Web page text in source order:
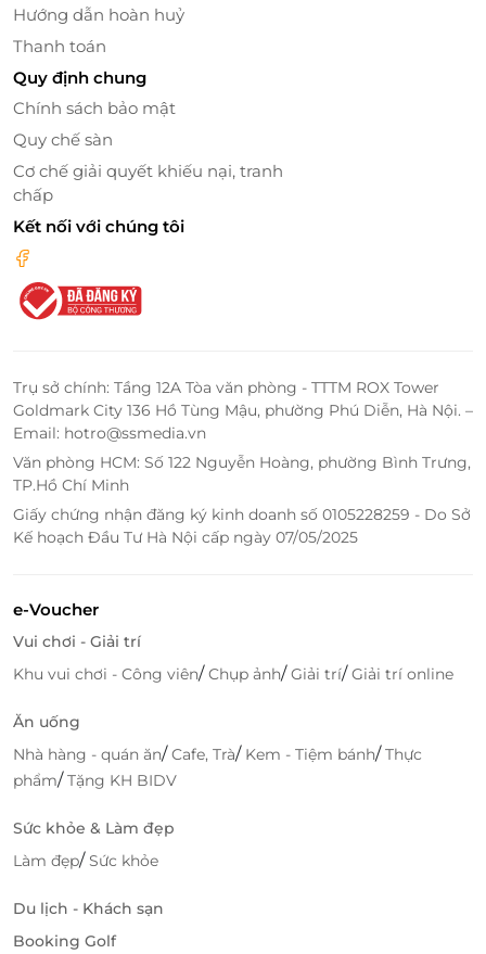
Chill-bar thư thái khi đêm về.
khó quên cho mỗi du khách
Bên cạnh đó, SOJO mang tới những món quà địa
phương thú vị trong hương vị ẩm thực hay những
chu đáo chuẩn bị tới mỗi du khách.
Hướng dẫn hoàn huỷ
Thanh toán
Quy định chung
Chính sách bảo mật
Quy chế sàn
Cơ chế giải quyết khiếu nại, tranh
chấp
Kết nối với chúng tôi
Trụ sở chính: Tầng 12A Tòa văn phòng - TTTM ROX Tower
Goldmark City 136 Hồ Tùng Mậu, phường Phú Diễn, Hà Nội. –
Email: hotro@ssmedia.vn
Văn phòng HCM: Số 122 Nguyễn Hoàng, phường Bình Trưng,
TP.Hồ Chí Minh
Giấy chứng nhận đăng ký kinh doanh số 0105228259 - Do Sở
Kế hoạch Đầu Tư Hà Nội cấp ngày 07/05/2025
e-Voucher
Vui chơi - Giải trí
Khu vui chơi - Công viên/Chụp ảnh/Giải trí/Giải trí online
Ăn uống
Nhà hàng - quán ăn/Cafe, Trà/ Kem - Tiệm bánh/Thực
phẩm/Tặng KH BIDV
Sức khỏe & Làm đẹp
Làm đẹp/Sức khỏe
Du lịch - Khách sạn
Booking Golf